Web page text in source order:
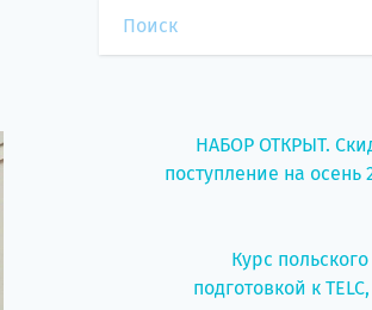
НАБОР ОТКРЫТ.
поступление на осень
Курс
подготовкой к